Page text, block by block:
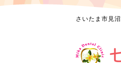
さいたま市見